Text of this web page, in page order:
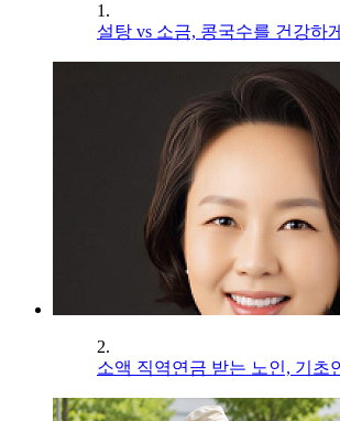
1.
설탕 vs 소금, 콩국수를 건강하
2.
소액 직역연금 받는 노인, 기초